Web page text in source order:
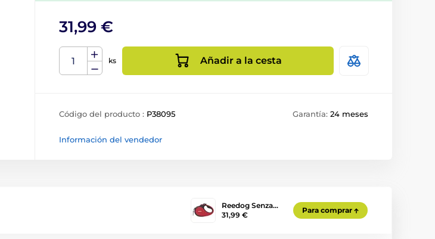
31,99 €
ks Añadir a la cesta
Código del producto : P38095 Garantía: 24 meses
Información del vendedor
Reedog Senza…
31,99 €
Para comprar